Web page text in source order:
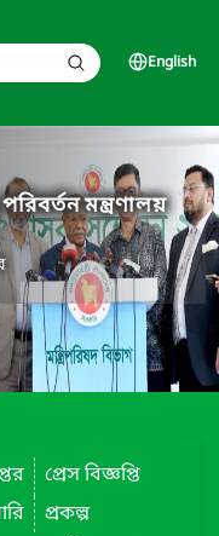
English
মন্ত্রণালয়
প্রেস বিজ্ঞপ্তি
প্রকল্প